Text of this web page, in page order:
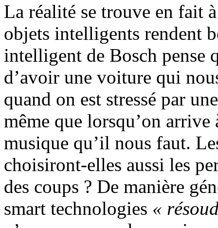
La réalité se trouve en fait
objets intelligents rendent
intelligent de Bosch pense
d’avoir une voiture qui
quand on est stressé par
même que lorsqu’on
musique qu’il nous faut.
choisiront-elles aussi les
des coups ? De manière
smart technologies «